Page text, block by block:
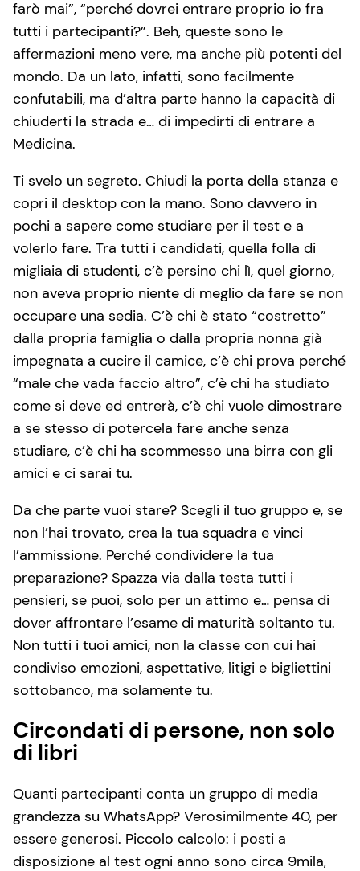
farò mai”, “perché dovrei entrare proprio io fra
tutti i partecipanti?”. Beh, queste sono le
affermazioni meno vere, ma anche più potenti del
mondo. Da un lato, infatti, sono facilmente
confutabili, ma d’altra parte hanno la capacità di
chiuderti la strada e… di impedirti di entrare a
Medicina.
Ti svelo un segreto. Chiudi la porta della stanza e
copri il desktop con la mano. Sono davvero in
pochi a sapere come studiare per il test e a
volerlo fare. Tra tutti i candidati, quella folla di
migliaia di studenti, c’è persino chi lì, quel giorno,
non aveva proprio niente di meglio da fare se non
occupare una sedia. C’è chi è stato “costretto”
dalla propria famiglia o dalla propria nonna già
impegnata a cucire il camice, c’è chi prova perché
“male che vada faccio altro”, c’è chi ha studiato
come si deve ed entrerà, c’è chi vuole dimostrare
a se stesso di potercela fare anche senza
studiare, c’è chi ha scommesso una birra con gli
amici e ci sarai tu.
Da che parte vuoi stare? Scegli il tuo gruppo e, se
non l’hai trovato, crea la tua squadra e vinci
l’ammissione. Perché condividere la tua
preparazione? Spazza via dalla testa tutti i
pensieri, se puoi, solo per un attimo e… pensa di
dover affrontare l’esame di maturità soltanto tu.
Non tutti i tuoi amici, non la classe con cui hai
condiviso emozioni, aspettative, litigi e bigliettini
sottobanco, ma solamente tu.
Circondati di persone, non solo
di libri
Quanti partecipanti conta un gruppo di media
grandezza su WhatsApp? Verosimilmente 40, per
essere generosi. Piccolo calcolo: i posti a
disposizione al test ogni anno sono circa 9mila,